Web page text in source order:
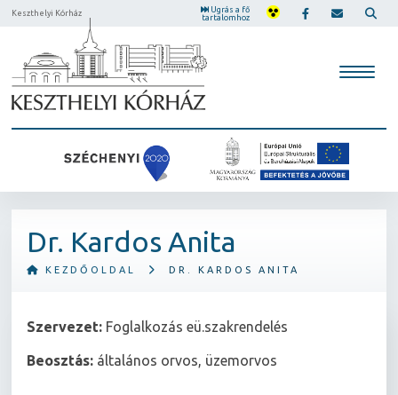
Keszthelyi Kórház
Ugrás a fő
tartalomhoz
Dr. Kardos Anita
KEZDŐOLDAL DR. KARDOS ANITA
Szervezet: Foglalkozás eü.szakrendelés
Beosztás: általános orvos, üzemorvos